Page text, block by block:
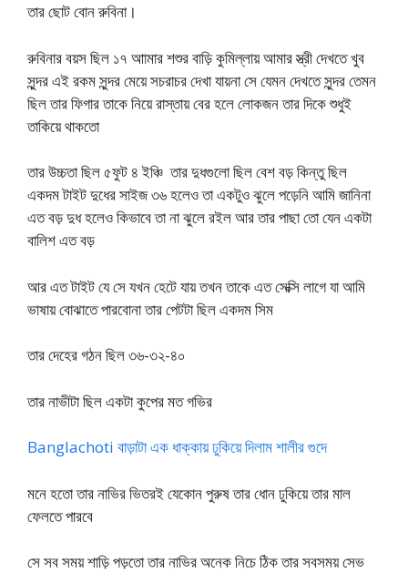
তার ছোট বোন রুবিনা।
রুবিনার বয়স ছিল ১৭ আামার শশুর বাড়ি কুমিল্লায় আমার স্ত্রী দেখতে খুব
সুন্দর এই রকম সুন্দর মেয়ে সচরাচর দেখা যায়না সে যেমন দেখতে সুন্দর তেমন
ছিল তার ফিগার তাকে নিয়ে রাস্তায় বের হলে লোকজন তার দিকে শুধুই
তাকিয়ে থাকতো
তার উচ্চতা ছিল ৫ফুট ৪ ইঞ্চি তার দুধগুলো ছিল বেশ বড় কিন্তু ছিল
একদম টাইট দুধের সাইজ ৩৬ হলেও তা একটুও ঝুলে পড়েনি আমি জানিনা
এত বড় দুধ হলেও কিভাবে তা না ঝুলে রইল আর তার পাছা তো যেন একটা
বালিশ এত বড়
আর এত টাইট যে সে যখন হেটে যায় তখন তাকে এত সেক্সি লাগে যা আমি
ভাষায় বোঝাতে পারবোনা তার পেটটা ছিল একদম সিম
তার দেহের গঠন ছিল ৩৬-৩২-৪০
তার নাভীটা ছিল একটা কুপের মত গভির
Banglachoti বাড়াটা এক ধাক্কায় ঢুকিয়ে দিলাম শালীর গুদে
মনে হতো তার নাভির ভিতরই যেকোন পুরুষ তার ধোন ঢুকিয়ে তার মাল
ফেলতে পারবে
সে সব সময় শাড়ি পড়তো তার নাভির অনেক নিচে ঠিক তার সবসময় সেভ